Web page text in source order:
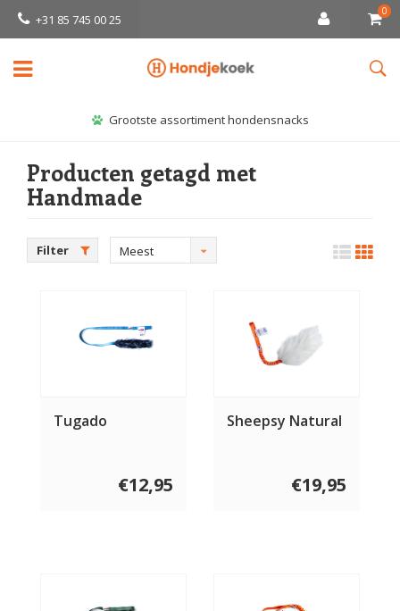
+31 85 745 00 25
0
Grootste assortiment hondensnacks
Producten getagd met
Handmade
Filter
Meest
Tugado
€12,95
Sheepsy Natural
€19,95